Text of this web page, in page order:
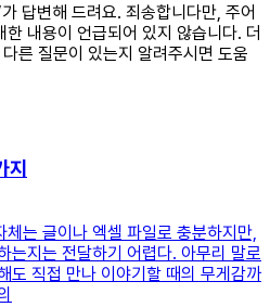
답변해 드려요. 죄송합니다만, 주어
내용이 언급되어 있지 않습니다. 더
른 질문이 있는지 알려주시면 도움
지
는 글이나 엑셀 파일로 충분하지만,
는지는 전달하기 어렵다. 아무리 말로
도 직접 만나 이야기할 때의 무게감까